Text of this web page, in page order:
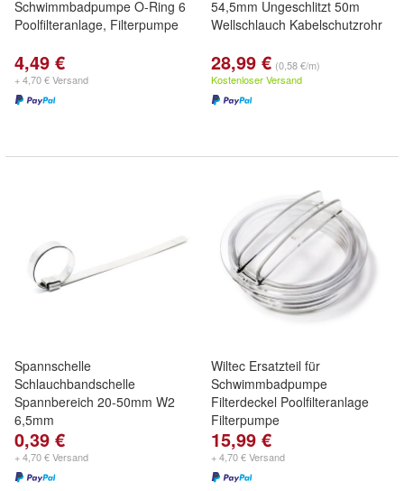
Schwimmbadpumpe O-Ring 6
Poolfilteranlage, Filterpumpe
4,49 €
+ 4,70 € Versand
54,5mm Ungeschlitzt 50m
Wellschlauch Kabelschutzrohr
28,99 € (0,58 €/m)
Kostenloser Versand
Spannschelle
Schlauchbandschelle
Spannbereich 20-50mm W2
6,5mm
0,39 €
+ 4,70 € Versand
Wiltec Ersatzteil für
Schwimmbadpumpe
Filterdeckel Poolfilteranlage
Filterpumpe
15,99 €
+ 4,70 € Versand